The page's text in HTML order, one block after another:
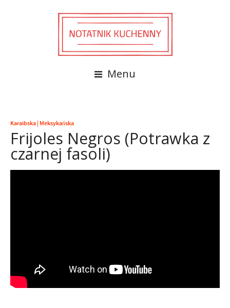
Menu
Karaibska| Meksykańska
Frijoles Negros (Potrawka z
czarnej fasoli)